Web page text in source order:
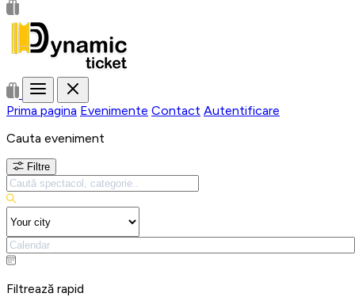
Prima pagina Evenimente Contact Autentificare
Cauta eveniment
Filtre
Filtrează rapid